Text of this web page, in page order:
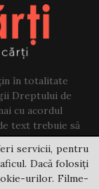
în totalitate
Dreptului de
cu acordul
text trebuie să
servicii, pentru
Dacă folosiți
urilor. Filme-